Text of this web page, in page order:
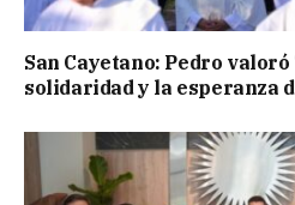
San Cayetano: Pedro
solidaridad y la esperanza